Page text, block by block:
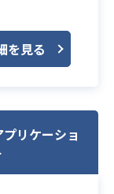
制作の豊富
るUIデザイ
中心に、案
ただきま
ン管理を行い
ザイナーな
と連携し、
。
を見る
リケーショ